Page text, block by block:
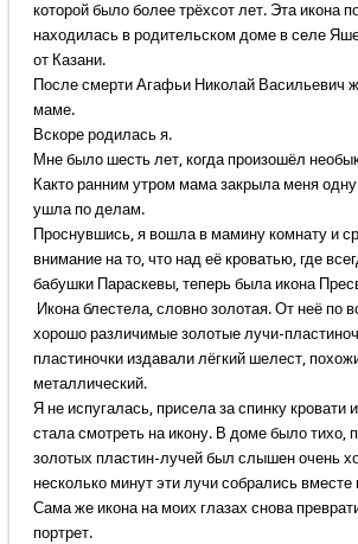
которой было более трёхсот лет. Эта икона
находилась в родительском доме в селе
от Казани.
После смерти Агафьи Николай Васильевич
маме.
Вскоре родилась я.
Мне было шесть лет, когда произошёл
Както ранним утром мама закрыла меня
ушла по делам.
Проснувшись, я вошла в мамину комнату и
внимание на то, что над её кроватью, где
бабушки Параскевы, теперь была икона
Икона блестела, словно золотая. От неё по
хорошо различимые золотые лучи-
пластиночки издавали лёгкий шелест,
металлический.
Я не испугалась, присела за спинку кровати
стала смотреть на икону. В доме было тихо,
золотых пластин-лучей был слышен очень
несколько минут эти лучи собрались вместе
Сама же икона на моих глазах снова
портрет.